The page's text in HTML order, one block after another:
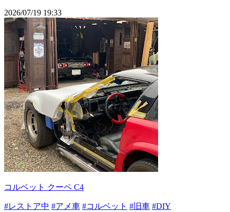
2026/07/19 19:33
コルベット クーペ C4
#レストア中 #アメ車 #コルベット #旧車 #DIY